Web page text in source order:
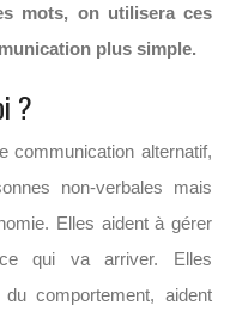
mots, on utilisera ces
plus simple.
?
communication alternatif,
non-verbales mais
Elles aident à gérer
qui va arriver. Elles
comportement, aident